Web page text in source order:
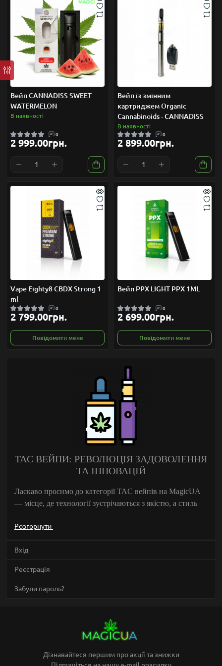
Вейп CANNADISS SWEET
WATERMELON
В наявності
0
2 999.00грн.
Вейп із змінним
картриджем Organic
Cannabinoids - CANNADISS
В наявності
0
2 899.00грн.
Vape Eighty8 CBDX Strong 1
ml
0
2 799.00грн.
Повідомити мене
Вейп PPX LIGHT PPX 1ML
0
2 699.00грн.
Повідомити мене
TAC ВЕЙПИ: РЕВОЛЮЦІЯ ЗАДОВОЛЕННЯ
ТА ІННОВАЦІЙ
Ласкаво просимо до категоріїTAC вейпів на MagicUA
— місце, де технології зустрічаються з якістю, а стиль
пристрої, які ідеально підходять як новачкам, так і
продуманий дизайн і збалансований вплив роблять TAC
TAC (Total Active Cannabinoids)
загального вмісту активних канабіноїдів у продукті. Він
Розгорнути
Вхід
Реєстрація
Забули пароль?
Дізнавайтеся першим про акції та знижки